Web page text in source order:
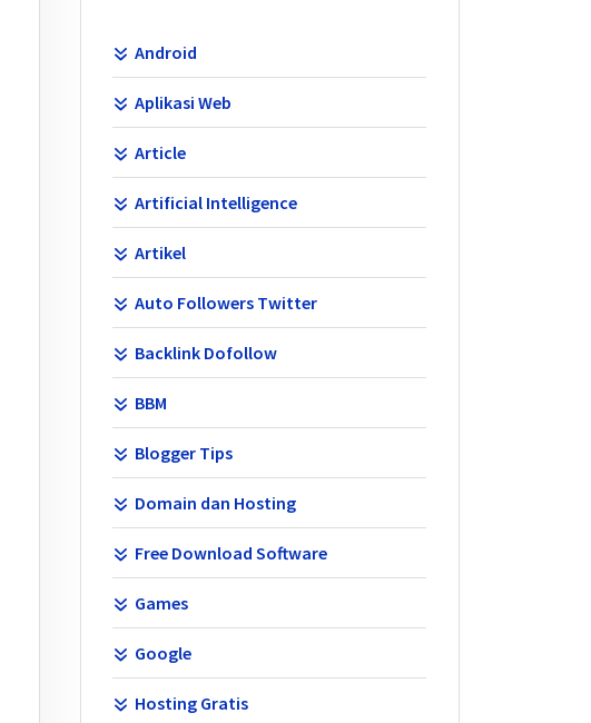
Android
Aplikasi Web
Article
Artificial Intelligence
Artikel
Auto Followers Twitter
Backlink Dofollow
BBM
Blogger Tips
Domain dan Hosting
Free Download Software
Games
Google
Hosting Gratis